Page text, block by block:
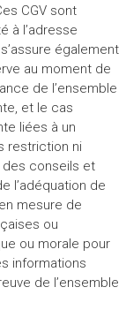
CGV sont
à l’adresse
également
au moment de
de l’ensemble
et le cas
liées à un
restriction ni
des conseils et
l’adéquation de
mesure de
ou
ou morale pour
informations
de l’ensemble